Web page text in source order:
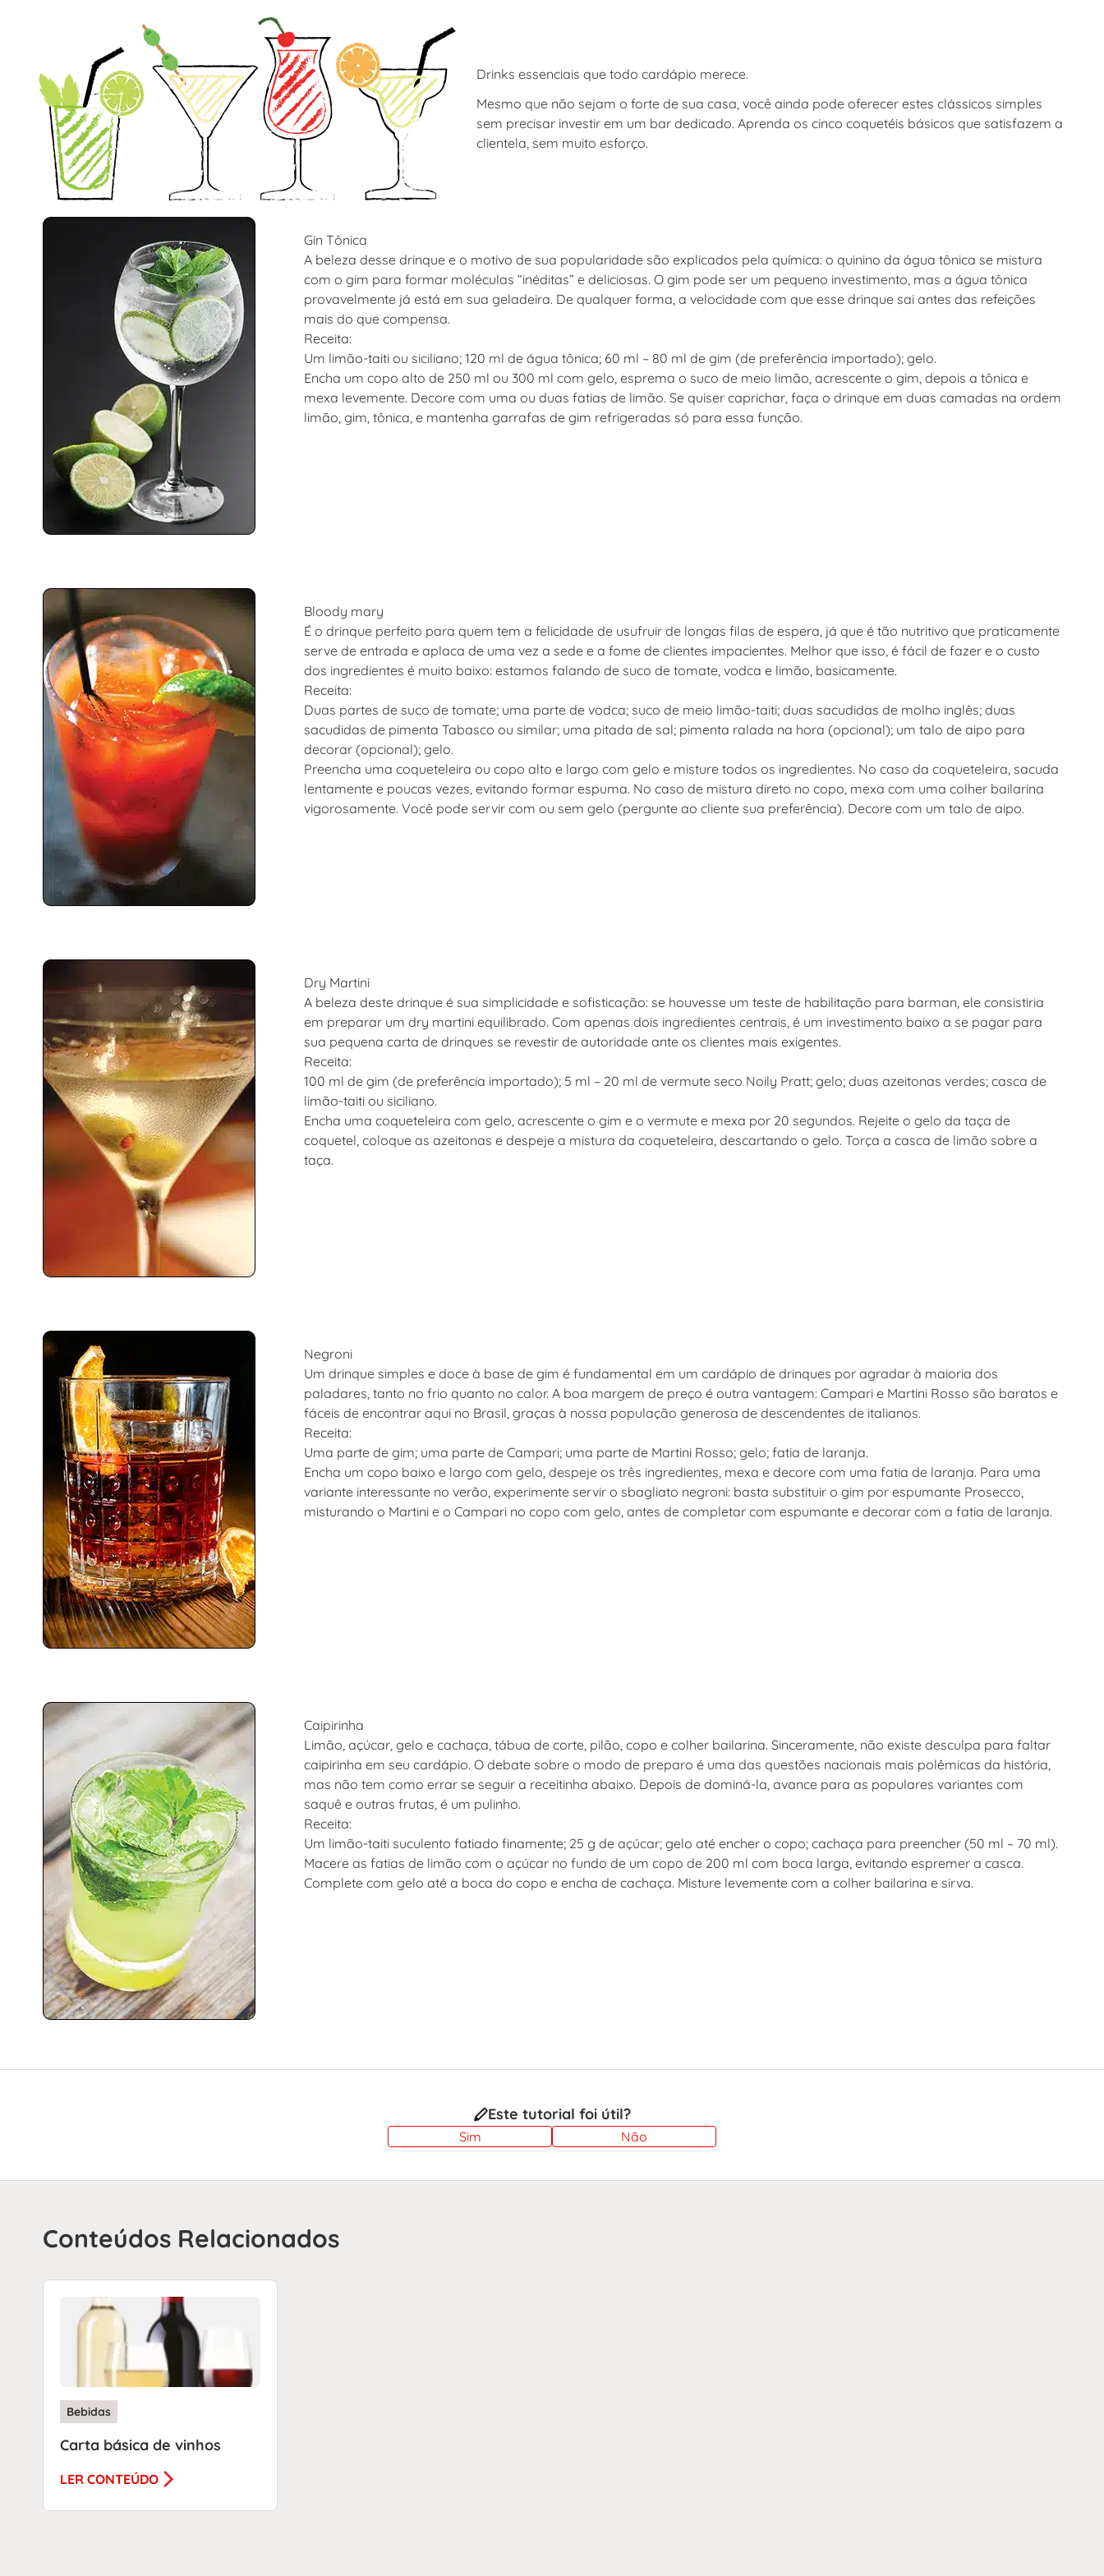
Drinks essenciais que todo cardápio merece.
Mesmo que não sejam o forte de sua casa, você ainda pode oferecer estes clássicos simples
sem precisar investir em um bar dedicado. Aprenda os cinco coquetéis básicos que satisfazem a
clientela, sem muito esforço.
Gin Tônica
A beleza desse drinque e o motivo de sua popularidade são explicados pela química: o quinino da água tônica se mistura
com o gim para formar moléculas “inéditas” e deliciosas. O gim pode ser um pequeno investimento, mas a água tônica
provavelmente já está em sua geladeira. De qualquer forma, a velocidade com que esse drinque sai antes das refeições
mais do que compensa.
Receita:
Um limão-taiti ou siciliano; 120 ml de água tônica; 60 ml – 80 ml de gim (de preferência importado); gelo.
Encha um copo alto de 250 ml ou 300 ml com gelo, esprema o suco de meio limão, acrescente o gim, depois a tônica e
mexa levemente. Decore com uma ou duas fatias de limão. Se quiser caprichar, faça o drinque em duas camadas na ordem
limão, gim, tônica, e mantenha garrafas de gim refrigeradas só para essa função.
Bloody mary
É o drinque perfeito para quem tem a felicidade de usufruir de longas filas de espera, já que é tão nutritivo que praticamente
serve de entrada e aplaca de uma vez a sede e a fome de clientes impacientes. Melhor que isso, é fácil de fazer e o custo
dos ingredientes é muito baixo: estamos falando de suco de tomate, vodca e limão, basicamente.
Receita:
Duas partes de suco de tomate; uma parte de vodca; suco de meio limão-taiti; duas sacudidas de molho inglês; duas
sacudidas de pimenta Tabasco ou similar; uma pitada de sal; pimenta ralada na hora (opcional); um talo de aipo para
decorar (opcional); gelo.
Preencha uma coqueteleira ou copo alto e largo com gelo e misture todos os ingredientes. No caso da coqueteleira, sacuda
lentamente e poucas vezes, evitando formar espuma. No caso de mistura direto no copo, mexa com uma colher bailarina
vigorosamente. Você pode servir com ou sem gelo (pergunte ao cliente sua preferência). Decore com um talo de aipo.
Dry Martini
A beleza deste drinque é sua simplicidade e sofisticação: se houvesse um teste de habilitação para barman, ele consistiria
em preparar um dry martini equilibrado. Com apenas dois ingredientes centrais, é um investimento baixo a se pagar para
sua pequena carta de drinques se revestir de autoridade ante os clientes mais exigentes.
Receita:
100 ml de gim (de preferência importado); 5 ml – 20 ml de vermute seco Noily Pratt; gelo; duas azeitonas verdes; casca de
limão-taiti ou siciliano.
Encha uma coqueteleira com gelo, acrescente o gim e o vermute e mexa por 20 segundos. Rejeite o gelo da taça de
coquetel, coloque as azeitonas e despeje a mistura da coqueteleira, descartando o gelo. Torça a casca de limão sobre a
taça.
Negroni
Um drinque simples e doce à base de gim é fundamental em um cardápio de drinques por agradar à maioria dos
paladares, tanto no frio quanto no calor. A boa margem de preço é outra vantagem: Campari e Martini Rosso são baratos e
fáceis de encontrar aqui no Brasil, graças à nossa população generosa de descendentes de italianos.
Receita:
Uma parte de gim; uma parte de Campari; uma parte de Martini Rosso; gelo; fatia de laranja.
Encha um copo baixo e largo com gelo, despeje os três ingredientes, mexa e decore com uma fatia de laranja. Para uma
variante interessante no verão, experimente servir o sbagliato negroni: basta substituir o gim por espumante Prosecco,
misturando o Martini e o Campari no copo com gelo, antes de completar com espumante e decorar com a fatia de laranja.
Caipirinha
Limão, açúcar, gelo e cachaça, tábua de corte, pilão, copo e colher bailarina. Sinceramente, não existe desculpa para faltar
caipirinha em seu cardápio. O debate sobre o modo de preparo é uma das questões nacionais mais polêmicas da história,
mas não tem como errar se seguir a receitinha abaixo. Depois de dominá-la, avance para as populares variantes com
saquê e outras frutas, é um pulinho.
Receita:
Um limão-taiti suculento fatiado finamente; 25 g de açúcar; gelo até encher o copo; cachaça para preencher (50 ml – 70 ml).
Macere as fatias de limão com o açúcar no fundo de um copo de 200 ml com boca larga, evitando espremer a casca.
Complete com gelo até a boca do copo e encha de cachaça. Misture levemente com a colher bailarina e sirva.
Este tutorial foi útil?
Sim Não
Conteúdos Relacionados
Bebidas
Carta básica de vinhos
LER CONTEÚDO